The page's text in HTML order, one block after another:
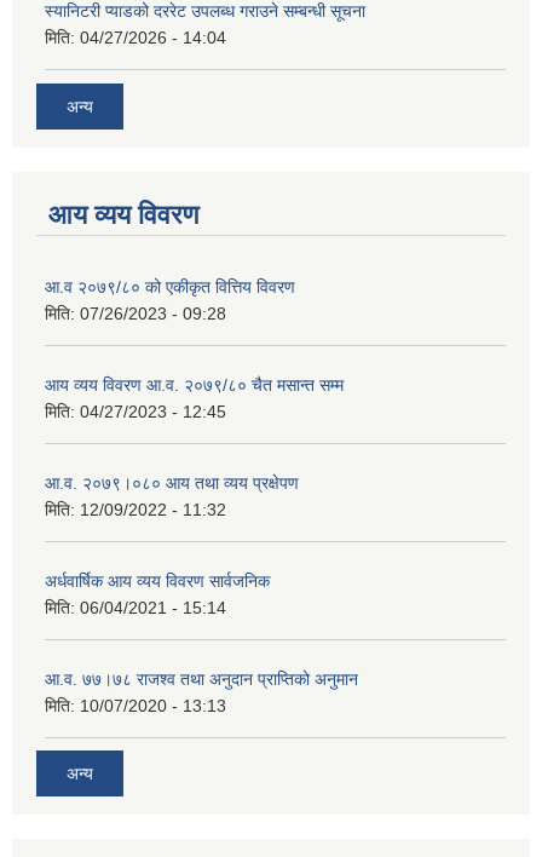
स्यानिटरी प्याडको दररेट उपलब्ध गराउने सम्बन्धी सूचना
मिति: 04/27/2026 - 14:04
अन्य
आय व्यय विवरण
आ.व २०७९/८० को एकीकृत वित्तिय विवरण
मिति: 07/26/2023 - 09:28
आय व्यय विवरण आ.व. २०७९/८० चैत मसान्त सम्म
मिति: 04/27/2023 - 12:45
आ.व. २०७९।०८० आय तथा व्यय प्रक्षेपण
मिति: 12/09/2022 - 11:32
अर्धवार्षिक आय व्यय विवरण सार्वजनिक
मिति: 06/04/2021 - 15:14
आ.व. ७७।७८ राजश्व तथा अनुदान प्राप्तिको अनुमान
मिति: 10/07/2020 - 13:13
अन्य